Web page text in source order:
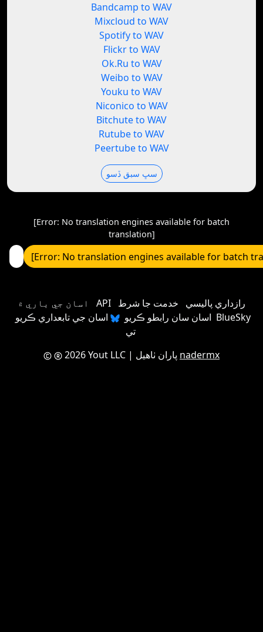
Bandcamp to WAV
Mixcloud to WAV
Spotify to WAV
Flickr to WAV
Ok.Ru to WAV
Weibo to WAV
Youku to WAV
Niconico to WAV
Bitchute to WAV
Rutube to WAV
Peertube to WAV
سڀ سبق ڏسو
[Error: No translation engines available for batch
translation]
[Error: No translation engines available for batch
اسان جي باري ۾ API رازداري پاليسي
خدمت جا شرط
اسان سان رابطو ڪريو
اسان جي تابعداري ڪريو BlueSky
تي
2026 Yout LLC
nadermx